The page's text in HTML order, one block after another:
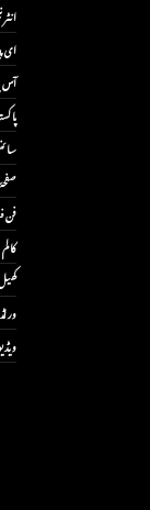
ای
آس
فن
کالم
ورلڈ